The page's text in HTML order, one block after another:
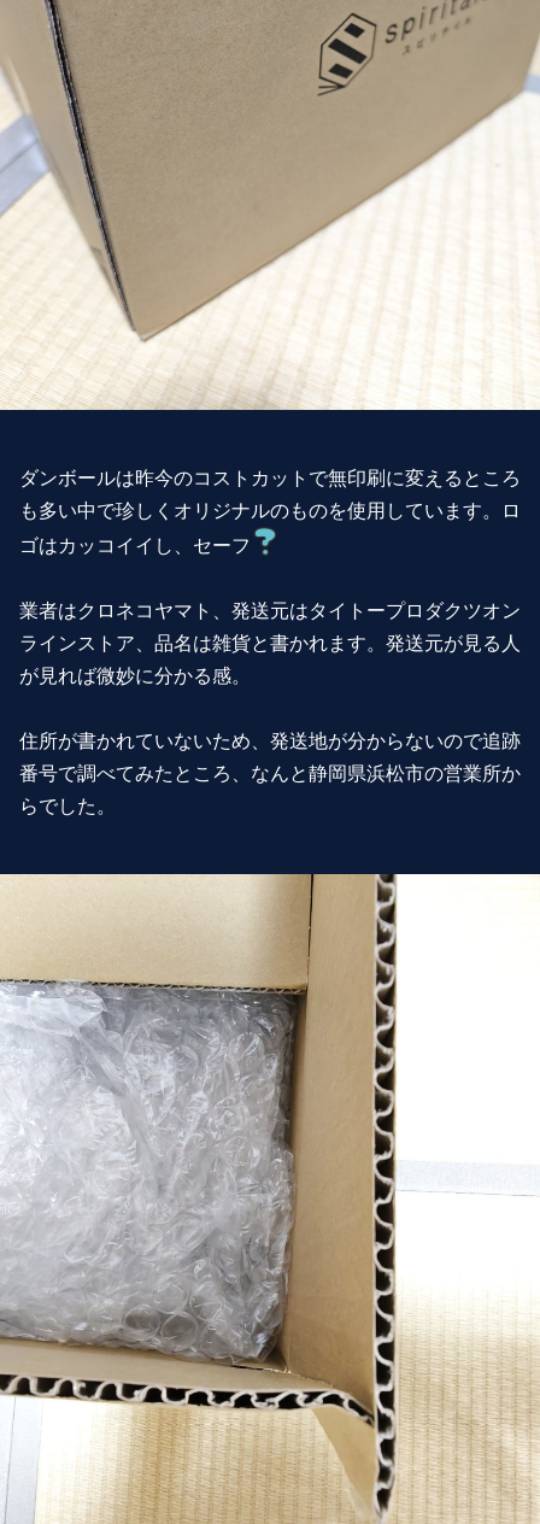
ダンボールは昨今のコストカットで無印刷に変えるところ
も多い中で珍しくオリジナルのものを使用しています。ロ
ゴはカッコイイし、セーフ
業者はクロネコヤマト、発送元はタイトープロダクツオン
ラインストア、品名は雑貨と書かれます。発送元が見る人
が見れば微妙に分かる感。
住所が書かれていないため、発送地が分からないので追跡
番号で調べてみたところ、なんと静岡県浜松市の営業所か
らでした。